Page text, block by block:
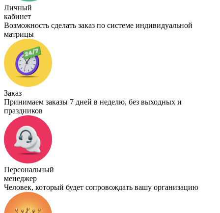
Личный
кабинет
Возможность сделать заказ по системе индивидуальной
матрицы
Заказ
Принимаем заказы 7 дней в неделю, без выходных и
праздников
Персональный
менеджер
Человек, который будет сопровождать вашу организацию